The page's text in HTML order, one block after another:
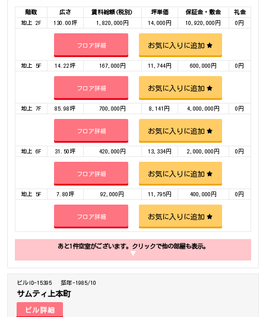
階数 広さ 賃料総額(税別) 坪単価 保証金・敷金
礼金
地上 2F
130.00坪 1,820,000円 14,000円 10,920,000円 0円
フロア詳細 お気に入りに追加
地上 5F 14.22坪 167,000円 11,744円 600,000円 0円
フロア詳細 お気に入りに追加
地上 7F 85.98坪 700,000円 8,141円 4,000,000円 0円
フロア詳細 お気に入りに追加
地上 6F 31.50坪 420,000円 13,334円 2,000,000円 0円
フロア詳細 お気に入りに追加
地上 5F 7.80坪 92,000円 11,795円 400,000円 0円
フロア詳細 お気に入りに追加
あと1件空室がございます。クリックで他の部屋も表示。
▼
ビルID-15395 築年-1985/10
サムティ上本町
ビル詳細